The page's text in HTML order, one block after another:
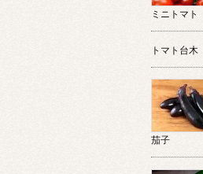
ミニトマト
トマト台木
茄子